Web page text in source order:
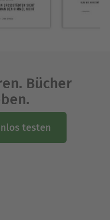
Bücher
testen